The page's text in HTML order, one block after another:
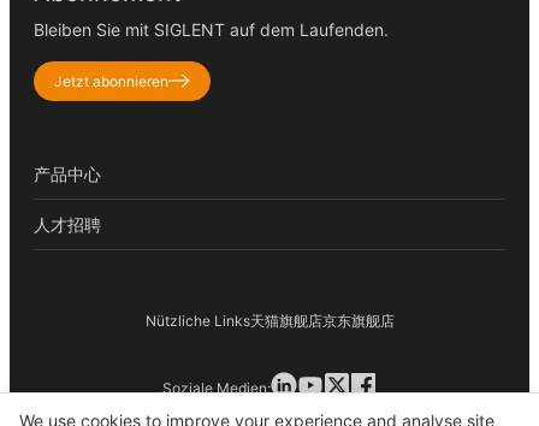
We use cookies to improve your experience and analyse site
Bleiben Sie mit SIGLENT auf dem Laufenden.
Jetzt abonnieren
产品中心
人才招聘
Nützliche Links天猫旗舰店京东旗舰店
© 2026 SIGLENT TECHNOLOGIES - Staetzlinger Str. 70, 86165
Soziale Medien: